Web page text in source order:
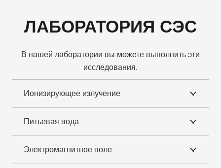
ЛАБОРАТОРИЯ СЭС
В нашей лаборатории вы можете выполнить эти
исследования.
Ионизирующее излучение
Питьевая вода
Электромагнитное поле